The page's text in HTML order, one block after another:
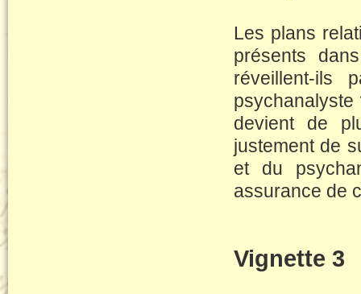
Les plans
présents
réveillent-ils
psychanalyste
devient de
justement de
et du
assurance de
Vignette 3